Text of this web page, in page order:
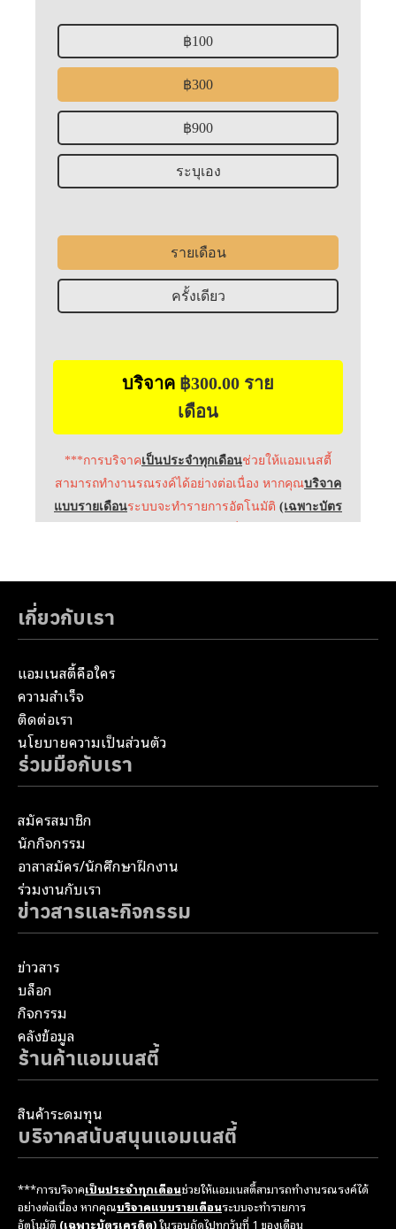
เกี่ยวกับเรา
แอมเนสตี้คือใคร
ความสำเร็จ
ติดต่อเรา
นโยบายความเป็นส่วนตัว
ร่วมมือกับเรา
สมัครสมาชิก
นักกิจกรรม
อาสาสมัคร/นักศึกษาฝึกงาน
ร่วมงานกับเรา
ข่าวสารและกิจกรรม
ข่าวสาร
บล็อก
กิจกรรม
คลังข้อมูล
ร้านค้าแอมเนสตี้
สินค้าระดมทุน
บริจาคสนับสนุนแอมเนสตี้
***การบริจาคเป็นประจำทุกเดือนช่วยให้แอมเนสตี้สามารถทำงานรณรงค์ได้
อย่างต่อเนื่อง หากคุณบริจาคแบบรายเดือนระบบจะทำรายการ
อัตโนมัติ (เฉพาะบัตรเครดิต)ในรอบถัดไปทุกวันที่ 1 ของเดือน